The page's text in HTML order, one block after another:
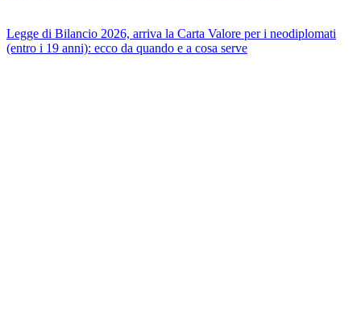
Legge di Bilancio 2026, arriva la Carta Valore per i neodiplomati
(entro i 19 anni): ecco da quando e a cosa serve